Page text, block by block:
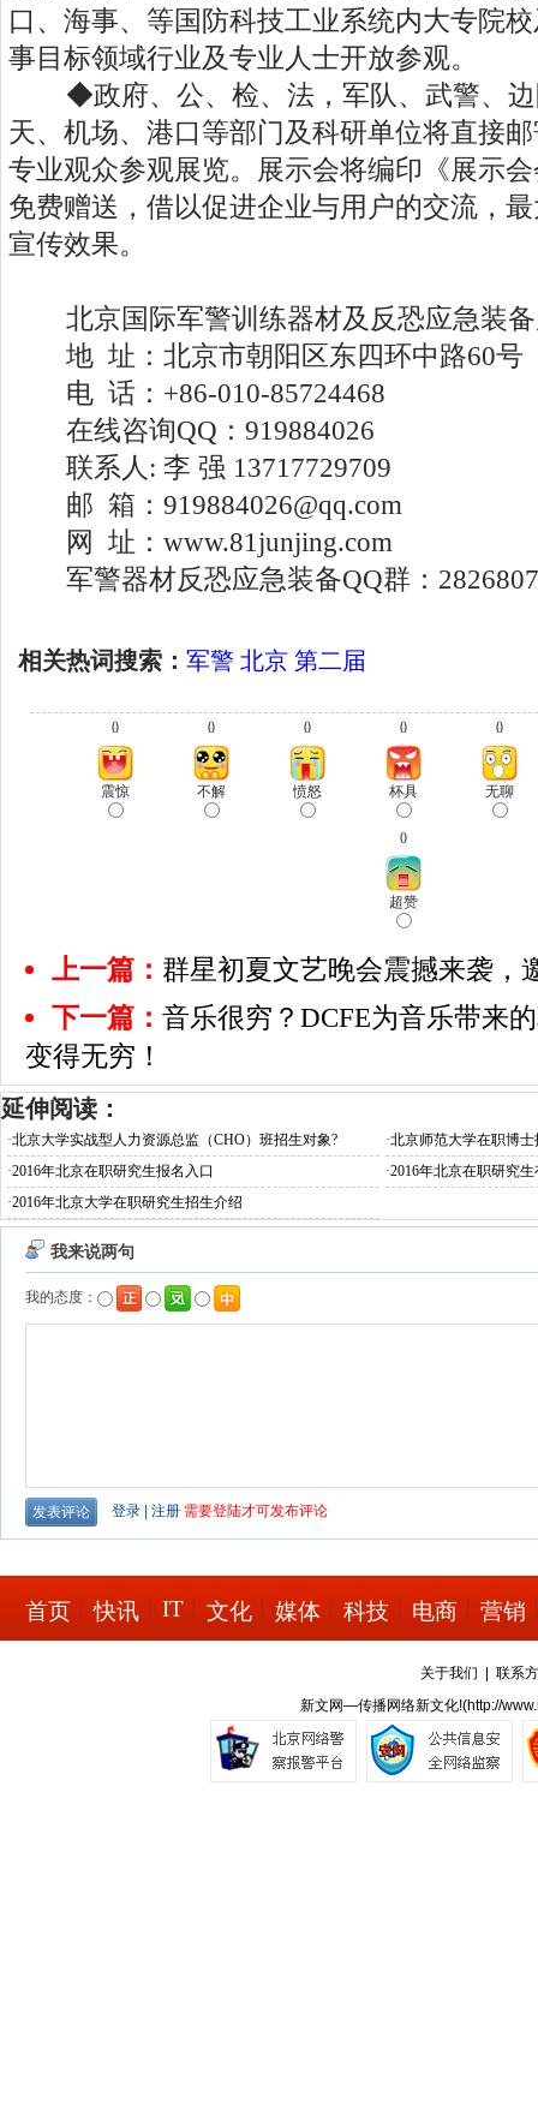
口、海事、等国防科技工业系统内大专院
事目标领域行业及专业人士开放参观。
◆政府、公、检、法，军队、武警、边
天、机场、港口等部门及科研单位将直接
专业观众参观展览。展示会将编印《展示
免费赠送，借以促进企业与用户的交流，
宣传效果。
北京国际军警训练器材及反恐应急装备
地 址：北京市朝阳区东四环中路60
电 话：+86-010-85724468
在线咨询QQ：919884026
联系人: 李 强 13717729709
邮 箱：919884026@qq.com
网 址：www.81junjing.com
军警器材反恐应急装备QQ群：
相关热词搜索： 军警 北京 第二届
0
震惊
0
不解
0
愤怒
0
杯具
0
无聊
0
超赞
上一篇： 群星初夏文艺晚会震撼来袭，
下一篇： 音乐很穷？DCFE为音乐带来
变得无穷！
延伸阅读：
·北京大学实战型人力资源总监（CHO）班招生对象? ·北京师范大学在职博士
·2016年北京在职研究生报名入口 ·2016年北京在职研究生
·2016年北京大学在职研究生招生介绍
首页 快讯 IT 文化 媒体 科技 电商 营销
关于我们
联系
新文网—传播网络新文化!(http://